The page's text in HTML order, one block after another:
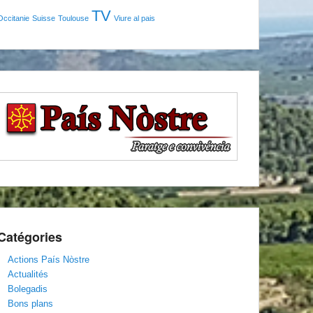
Suisse Toulouse TV Viure al pais
Actions País Nòstre
Actualités
Bolegadis
Bons plans